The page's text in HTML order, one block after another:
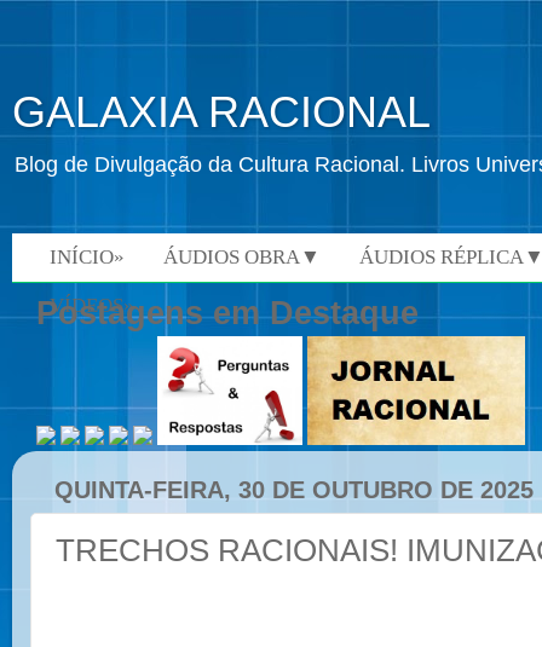
GALAXIA RACIONAL
Blog de Divulgação da Cultura Racional. Livros
INÍCIO» ÁUDIOS OBRA▼ ÁUDIOS
VÍDEOS»
Postagens em Destaque
QUINTA-FEIRA, 30 DE OUTUBRO DE 2025
TRECHOS RACIONAIS!